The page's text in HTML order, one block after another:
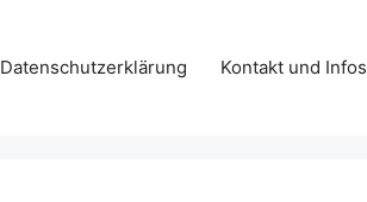
Datenschutzerklärung Kontakt und Infos